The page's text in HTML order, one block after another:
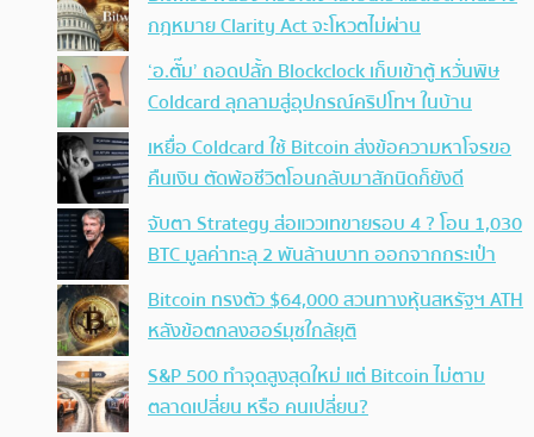
กฎหมาย Clarity Act จะโหวตไม่ผ่าน
‘อ.ตั๊ม’ ถอดปลั้ก Blockclock เก็บเข้าตู้ หวั่นพิษ
Coldcard ลุกลามสู่อุปกรณ์คริปโทฯ ในบ้าน
เหยื่อ Coldcard ใช้ Bitcoin ส่งข้อความหาโจรขอ
คืนเงิน ตัดพ้อชีวิตโอนกลับมาสักนิดก็ยังดี
จับตา Strategy ส่อแววเทขายรอบ 4 ? โอน 1,030
BTC มูลค่าทะลุ 2 พันล้านบาท ออกจากกระเป๋า
Bitcoin ทรงตัว $64,000 สวนทางหุ้นสหรัฐฯ ATH
หลังข้อตกลงฮอร์มุซใกล้ยุติ
S&P 500 ทำจุดสูงสุดใหม่ แต่ Bitcoin ไม่ตาม
ตลาดเปลี่ยน หรือ คนเปลี่ยน?